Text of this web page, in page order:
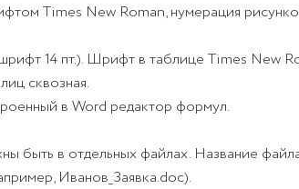
Times New Roman, нумерация
14 пт.). Шрифт в таблице Times New
сквозная.
в Word редактор формул.
быть в отдельных файлах. Название
Иванов_Заявка.doc).